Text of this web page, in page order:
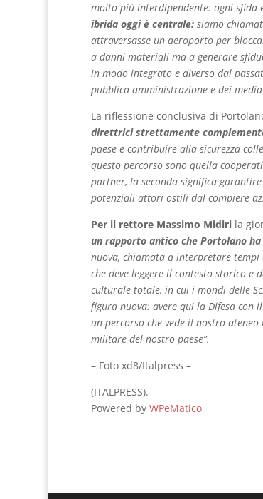
molto più interdipendente: ogni sfida
ibrida oggi è centrale:siamo
attraversasse un aeroporto per
a danni materiali ma a generare
in modo integrato e diverso dal
pubblica amministrazione e dei
La riflessione conclusiva di
direttrici strettamente
paese e contribuire alla sicurezza
questo percorso sono quella
partner, la seconda significa
potenziali attori ostili dal compiere
Per il rettore Massimo Midirila
un rapporto antico che Portolano
nuova, chiamata a interpretare
che deve leggere il contesto storico
culturale totale, in cui i mondi delle
figura nuova: avere qui la Difesa con
un percorso che vede il nostro
militare del nostro paese”.
– Foto xd8/Italpress –
(ITALPRESS).
Powered by WPeMatico